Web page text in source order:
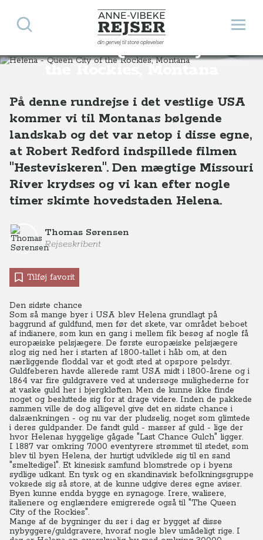
Anne-Vibeke Rejser
din genvej til store oplevelser
Åbn
Søg
Helena - Queen City of
the Rockies, Montana
Destinationer Nordamerika USA Helena - Queen City of the Rockies, Montana, USA
På denne rundrejse i det vestlige USA
kommer vi til Montanas bølgende
landskab og det var netop i disse egne,
at Robert Redford indspillede filmen
"Hesteviskeren". Den mægtige Missouri
River krydses og vi kan efter nogle
timer skimte hovedstaden Helena.
Thomas Sørensen
Rejseskribent
Tilføj favorit
Den sidste chance
Som så mange byer i USA blev Helena grundlagt på
baggrund af guldfund, men før det skete, var området beboet
af indianere, som kun en gang i mellem fik besøg af nogle få
europæiske pelsjægere. De første europæiske pelsjægere
slog sig ned her i starten af 1800-tallet i håb om, at den
nærliggende floddal var et godt sted at opspore pelsdyr.
Guldfeberen havde allerede ramt USA midt i 1800-årene og i
1864 var fire guldgravere ved at undersøge mulighederne for
at vaske guld her i bjergkløften. Men de kunne ikke finde
noget og besluttede sig for at drage videre. Inden de pakkede
sammen ville de dog alligevel give det en sidste chance i
dalsænkningen - og nu var der pludselig, noget som glimtede
i deres guldpander. De fandt guld - masser af guld - lige der
hvor Helenas hyggelige gågade "Last Chance Gulch" ligger.
I 1887 var omkring 7.000 eventyrere strømmet til stedet, som
blev til byen Helena, der hurtigt udviklede sig til en sand
"smeltedigel". Et kinesisk samfund blomstrede op i byens
sydlige udkant. En tysk og en skandinavisk befolkningsgruppe
voksede sig så store, at de kunne udgive deres egne aviser.
Byen kunne endda bygge en synagoge. Irere, walisere,
italienere og englændere emigrerede også til "The Queen
City of the Rockies".
Mange af de bygninger du ser i dag er bygget af disse
nybyggere/guldgravere, hvoraf nogle blev umådeligt rige. I